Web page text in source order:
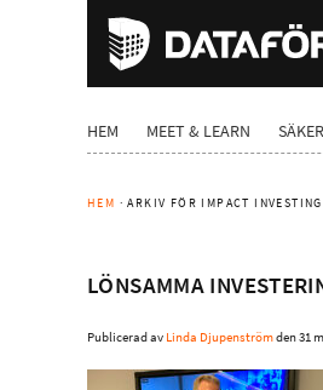
HEM MEET & LEARN
HEM · ARKIV FÖR IMPACT INVESTING
LÖNSAMMA
Publicerad av Linda Djupenströmden31